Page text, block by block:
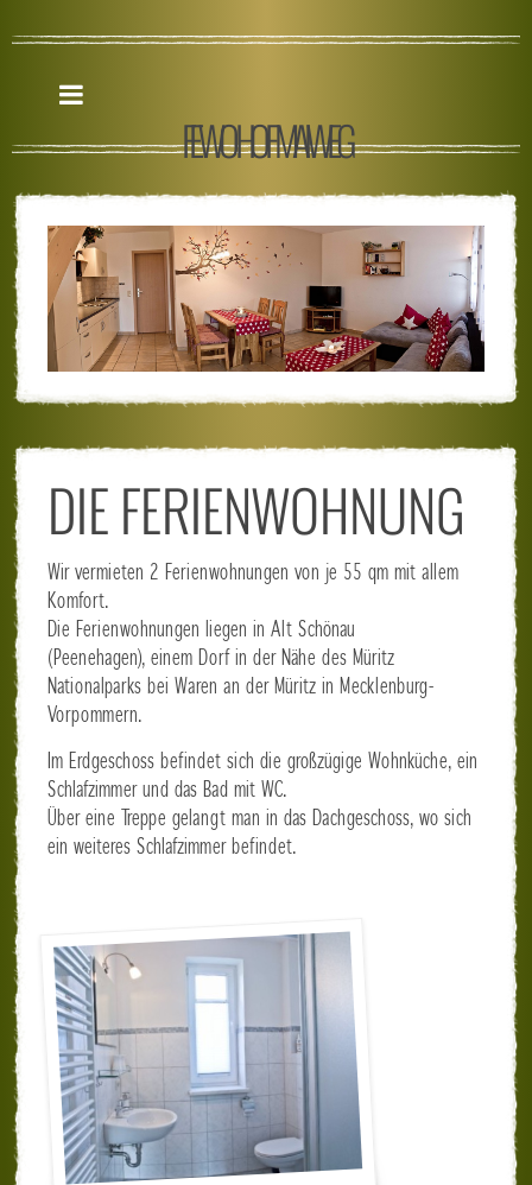
FEWO HOF MAIWEG
DIE FERIENWOHNUNG
Wir vermieten 2 Ferienwohnungen von je 55 qm mit allem
Komfort.
Die Ferienwohnungen liegen in Alt Schönau
(Peenehagen), einem Dorf in der Nähe des Müritz
Nationalparks bei Waren an der Müritz in Mecklenburg-
Vorpommern.
Im Erdgeschoss befindet sich die großzügige Wohnküche, ein
Schlafzimmer und das Bad mit WC.
Über eine Treppe gelangt man in das Dachgeschoss, wo sich
ein weiteres Schlafzimmer befindet.